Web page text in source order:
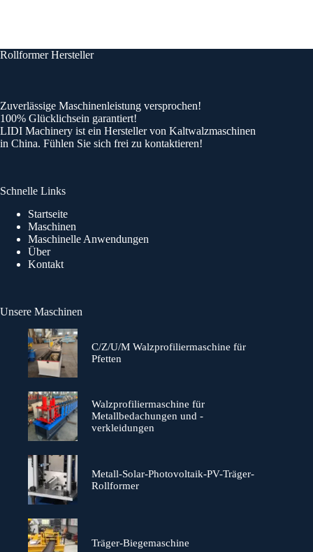
Rollformer Hersteller
Zuverlässige Maschinenleistung versprochen!
100% Glücklichsein garantiert!
LIDI Machinery ist ein Hersteller von Kaltwalzmaschinen
in China. Fühlen Sie sich frei zu kontaktieren!
Schnelle Links
Startseite
Maschinen
Maschinelle Anwendungen
Über
Kontakt
Unsere Maschinen
C/Z/U/M Walzprofiliermaschine für
Pfetten
Walzprofiliermaschine für
Metallbedachungen und -
verkleidungen
Metall-Solar-Photovoltaik-PV-Träger-
Rollformer
Träger-Biegemaschine